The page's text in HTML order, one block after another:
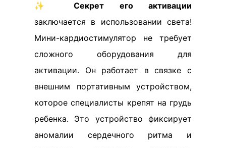
✨ Секрет его активации
заключается в использовании света!
Мини-кардиостимулятор не требует
сложного оборудования для
активации. Он работает в связке с
внешним портативным устройством,
которое специалисты крепят на грудь
ребенка. Это устройство фиксирует
аномалии сердечного ритма и